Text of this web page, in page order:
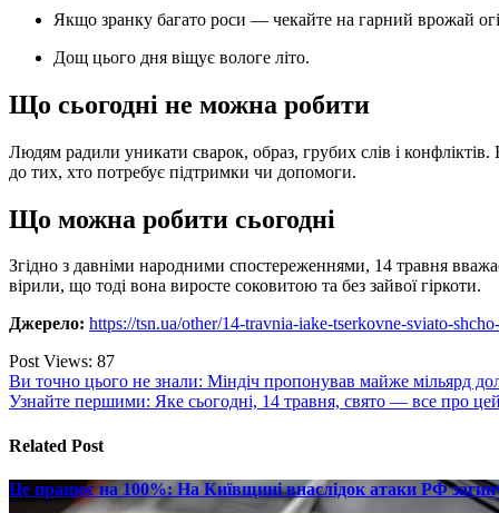
Якщо зранку багато роси — чекайте на гарний врожай
Дощ цього дня віщує вологе літо.
Що сьогодні не можна робити
Людям радили уникати сварок, образ, грубих слів і конфліктів.
до тих, хто потребує підтримки чи допомоги.
Що можна робити сьогодні
Згідно з давніми народними спостереженнями, 14 травня
вірили, що тоді вона виросте соковитою та без зайвої гіркоти.
Джерело: https://tsn.ua/other/14-travnia-iake-tserkovne-sviato-
Post Views: 87
Навігація
записів
Ви точно цього не знали: Міндіч пропонував майже мільярд
Узнайте першими: Яке сьогодні, 14 травня, свято — все про
Related Post
Це працює на 100%: На Київщині внаслідок атаки РФ